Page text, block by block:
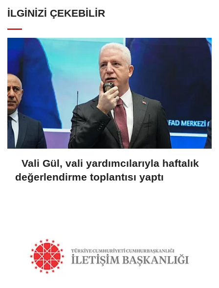
İLGINIZI ÇEKEBILIR
Vali Gül, vali yardımcılarıyla haftalık
değerlendirme toplantısı yaptı